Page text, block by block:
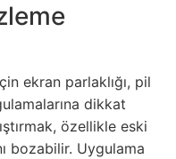
ekran parlaklığı, pil
dikkat
özellikle eski
bozabilir. Uygulama